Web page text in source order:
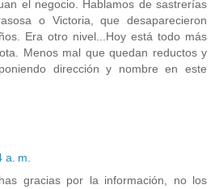
el negocio. Hablamos de sastrerías
o Victoria, que desaparecieron
Era otro nivel...Hoy está todo más
Menos mal que quedan reductos y
dirección y nombre en este
a. m.
gracias por la información, no los